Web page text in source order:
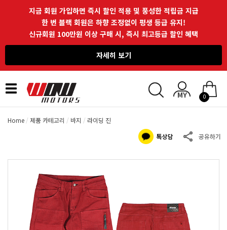
지금 회원 가입하면 즉시 할인 적용 및 풍성한 적립금 지급
한 번 블랙 회원은 하향 조정없이 평생 등급 유지!
신규회원 100만원 이상 구매 시, 즉시 최고등급 할인 혜택
자세히 보기
Toggle
navigation
0
Home 제품 카테고리 바지 라이딩 진